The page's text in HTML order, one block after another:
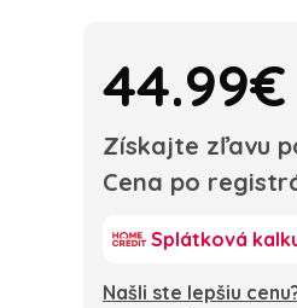
44.99€
Získajte zľavu
Cena po
Splátková
Našli ste lepšiu